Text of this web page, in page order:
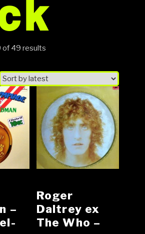
of 49 results
–
Roger
Daltrey ex
The Who –